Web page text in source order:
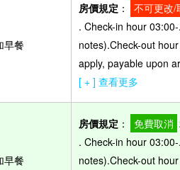
早餐
房價規定 ：
不可更改/
. Check-in hour
notes).Check-out
apply, payable upon
[ + ] 查看更多
早餐
房價規定 ： 免費取消
. Check-in hour
notes).Check-out